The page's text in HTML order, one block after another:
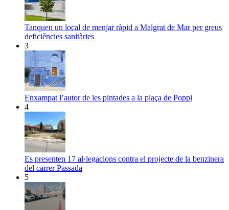
Tanquen un local de menjar ràpid a Malgrat de Mar per greus
deficiències sanitàries
3
Enxampat l’autor de les pintades a la plaça de Poppi
4
Es presenten 17 al·legacions contra el projecte de la benzinera
del carrer Passada
5